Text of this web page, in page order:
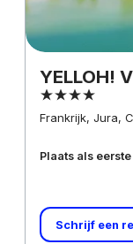
YELLOH!
Frankrijk, Jura,
Plaats als
Schrijf een